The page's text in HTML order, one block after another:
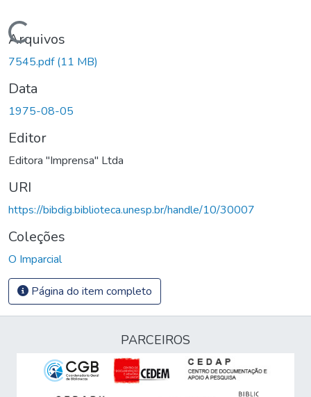
Carregando...
Arquivos
7545.pdf(11 MB)
Data
1975-08-05
Editor
Editora "Imprensa" Ltda
URI
https://bibdig.biblioteca.unesp.br/handle/10/30007
Coleções
O Imparcial
Página do item completo
PARCEIROS